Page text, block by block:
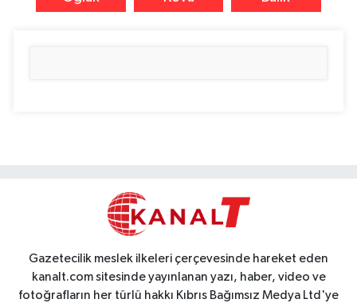
Gazetecilik meslek ilkeleri çerçevesinde hareket eden
kanalt.com sitesinde yayınlanan yazı, haber, video ve
fotoğrafların her türlü hakkı Kıbrıs Bağımsız Medya Ltd'ye